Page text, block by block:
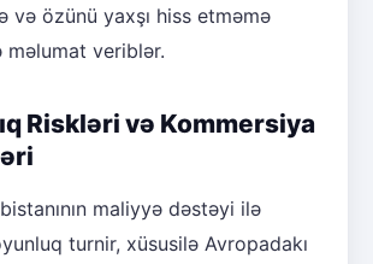
və özünü yaxşı hiss etməmə
məlumat veriblər.
Riskləri və Kommersiya
maliyyə dəstəyi ilə
turnir, xüsusilə Avropadakı